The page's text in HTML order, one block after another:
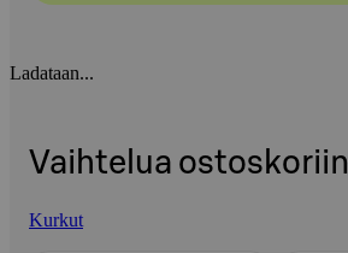
Ladataan...
Vaihtelua ostoskoriin
Kurkut